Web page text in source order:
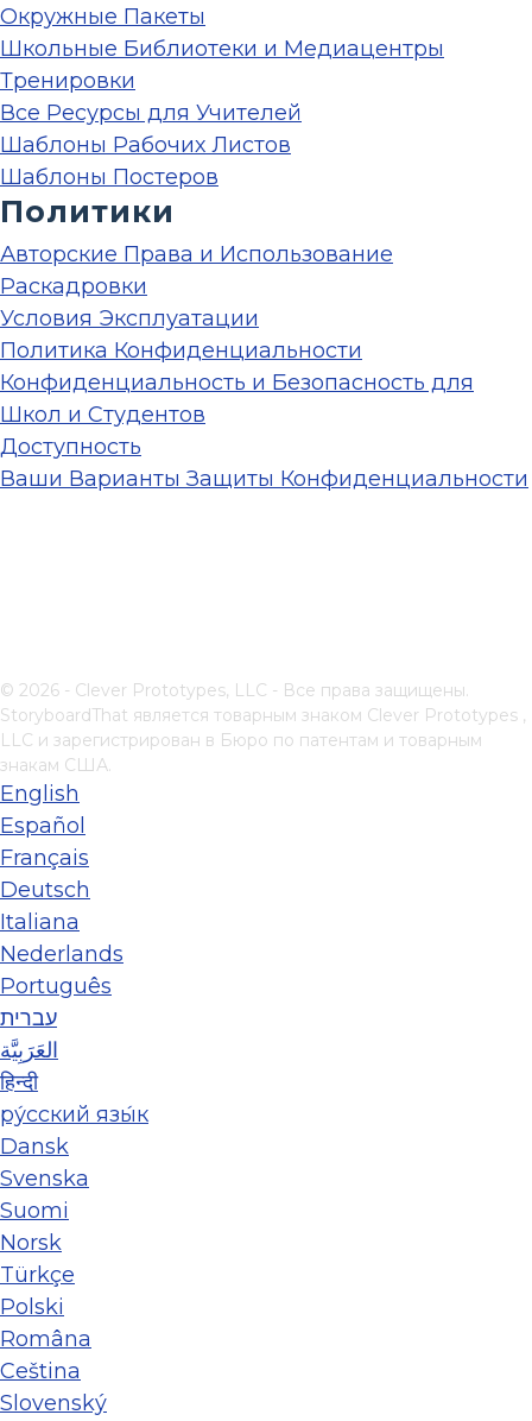
Окружные Пакеты
Школьные Библиотеки и Медиацентры
Тренировки
Все Ресурсы для Учителей
Шаблоны Рабочих Листов
Шаблоны Постеров
Политики
Авторские Права и Использование
Раскадровки
Условия Эксплуатации
Политика Конфиденциальности
Конфиденциальность и Безопасность для
Школ и Студентов
Доступность
Ваши Варианты Защиты Конфиденциальности
© 2026 - Clever Prototypes, LLC - Все права защищены.
StoryboardThat является товарным знаком Clever Prototypes ,
LLC и зарегистрирован в Бюро по патентам и товарным
знакам США.
English
Español
Français
Deutsch
Italiana
Nederlands
Português
עברית
العَرَبِيَّة
हिन्दी
ру́сский язы́к
Dansk
Svenska
Suomi
Norsk
Türkçe
Polski
Româna
Ceština
Slovenský